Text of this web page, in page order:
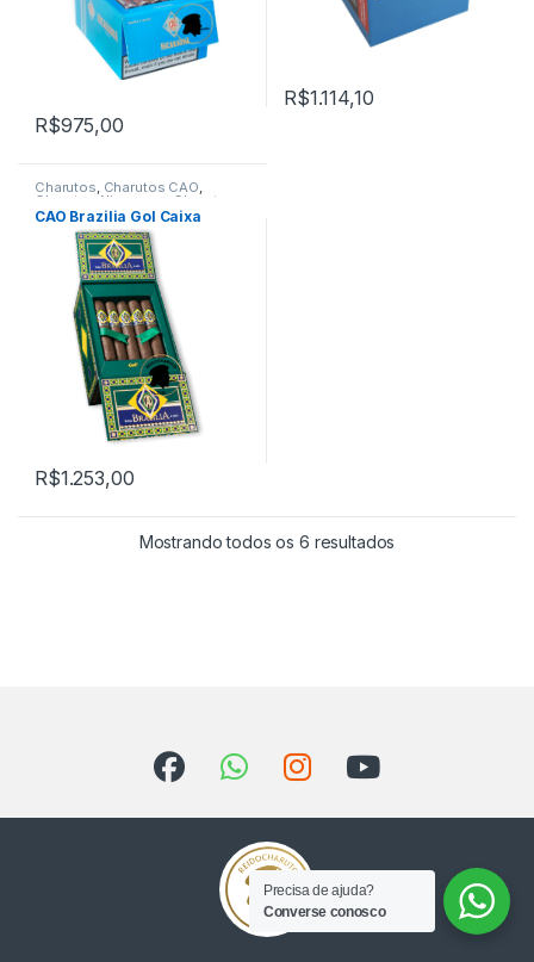
R$975,00
R$1.114,10
Charutos, Charutos CAO,
Charutos Nicaragua Charutos
Off Cuba,Primeira Página
CAO Brazilia Gol Caixa
R$1.253,00
Mostrando todos os 6 resultados
Precisa de ajuda?
Converse conosco